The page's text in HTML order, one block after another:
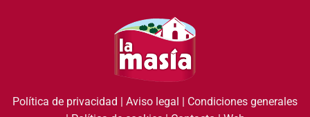
Política de privacidad Aviso legal
Condiciones generales